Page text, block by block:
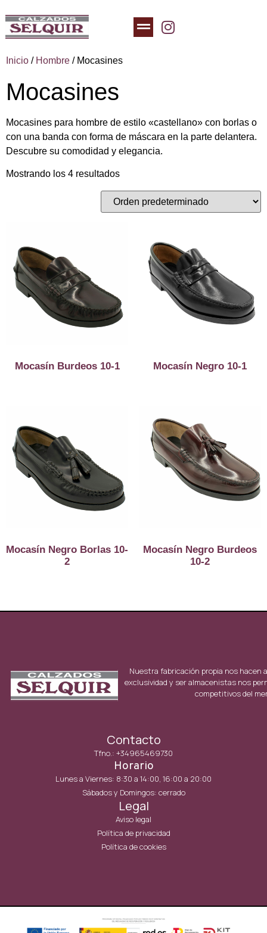
Inicio / Hombre / Mocasines
Mocasines
Mocasines para hombre de estilo «castellano» con borlas o
con una banda con forma de máscara en la parte delantera.
Descubre su comodidad y elegancia.
Mostrando los 4 resultados
Mocasín Burdeos 10-1 Mocasín Negro 10-1
Mocasín Negro Borlas 10-
2
Mocasín Negro Burdeos
10-2
Nuestra fabricación propia nos hacen
exclusividad y ser almacenistas nos
competitivos del
Legal
Aviso legal
Política de privacidad
Política de cookies
Horario
Lunes a Viernes: 8:30 a 14:00, 16:00 a 20:00
Sábados y Domingos: cerrado
Contacto
Tfno.: +34965469730